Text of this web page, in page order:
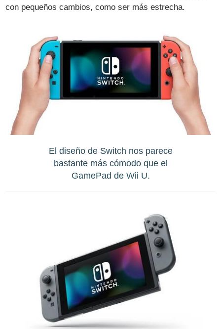
con pequeños cambios, como ser más estrecha.
El diseño de Switch nos parece
bastante más cómodo que el
GamePad de Wii U.